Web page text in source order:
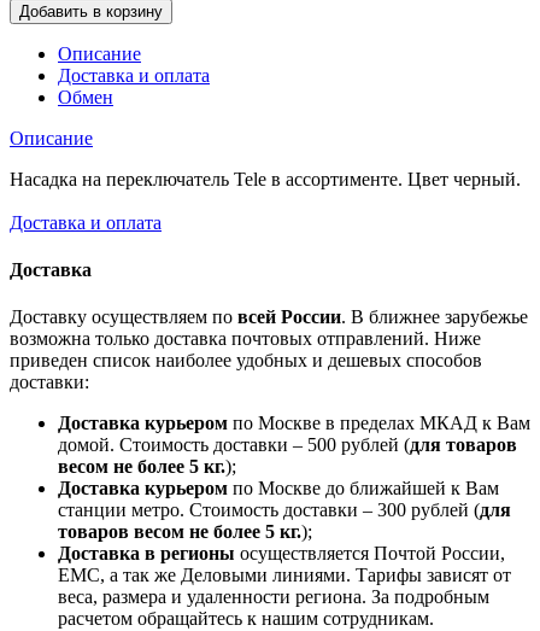
Добавить в корзину
Описание
Доставка и оплата
Обмен
Описание
Насадка на переключатель Tele в ассортименте. Цвет черный.
Доставка и оплата
Доставка
Доставку осуществляем по всей России. В ближнее зарубежье
возможна только доставка почтовых отправлений. Ниже
приведен список наиболее удобных и дешевых способов
доставки:
Доставка курьером по Москве в пределах МКАД к Вам
домой. Стоимость доставки – 500 рублей (для товаров
весом не более 5 кг.);
Доставка курьером по Москве до ближайшей к Вам
станции метро. Стоимость доставки – 300 рублей (для
товаров весом не более 5 кг.);
Доставка в регионы осуществляется Почтой России,
ЕМС, а так же Деловыми линиями. Тарифы зависят от
веса, размера и удаленности региона. За подробным
расчетом обращайтесь к нашим сотрудникам.